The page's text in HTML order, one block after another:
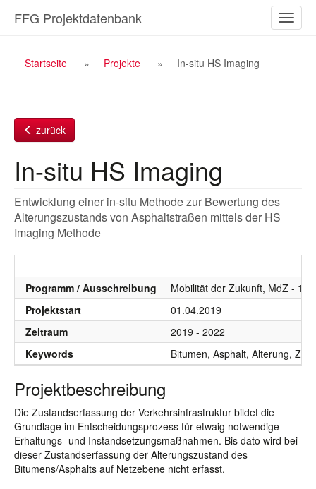
Inhalt
ein-/
FFG Projektdatenbank
Breadcrumb
Startseite Projekte In-situ HS Imaging
zurück
In-situ HS Imaging
Entwicklung einer in-situ Methode zur Bewertung des
Alterungszustands von Asphaltstraßen mittels der HS
Imaging Methode
Programm / Ausschreibung
Mobilität der Zukunft, MdZ -
Projektstart
01.04.2019
Zeitraum
2019 - 2022
Keywords
Bitumen, Asphalt, Alterung,
Projektbeschreibung
Die Zustandserfassung der Verkehrsinfrastruktur bildet die
Grundlage im Entscheidungsprozess für etwaig notwendige
Erhaltungs- und Instandsetzungsmaßnahmen. Bis dato wird bei
dieser Zustandserfassung der Alterungszustand des
Bitumens/Asphalts auf Netzebene nicht erfasst.